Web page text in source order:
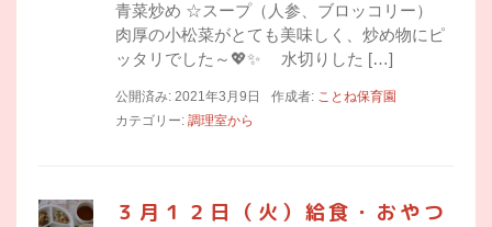
青菜炒め ☆スープ（人参、ブロッコリー）
肉厚の小松菜がとても美味しく、炒め物にピ
ッタリでした～💖✨ 水切りした […]
公開済み: 2021年3月9日 作成者: ことね保育園
カテゴリー: 調理室から
３月１２日（火）給食・おやつ